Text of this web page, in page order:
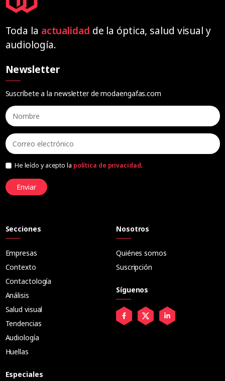
Toda la actualidad de la óptica, salud visual y
audiología.
Newsletter
Suscríbete a la newsletter de modaengafas.com
He leído y acepto la política de privacidad.
Enviar
Secciones
Empresas
Contexto
Contactología
Análisis
Salud visual
Tendencias
Audiología
Huellas
Especiales
Nosotros
Quiénes somos
Suscripción
Síguenos